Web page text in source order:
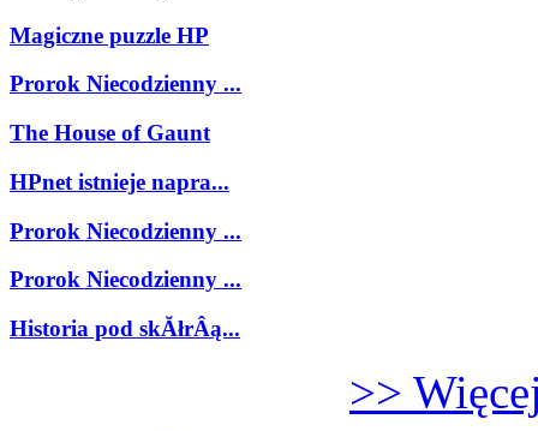
Magiczne puzzle HP
Prorok Niecodzienny ...
The House of Gaunt
HPnet istnieje napra...
Prorok Niecodzienny ...
Prorok Niecodzienny ...
Historia pod skĂłrÂą...
>>